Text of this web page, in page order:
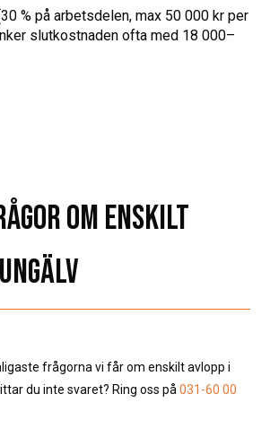
% på arbetsdelen, max 50 000 kr per
slutkostnaden ofta med 18 000–
OM ENSKILT
frågorna vi får om enskilt avlopp i
du inte svaret? Ring oss på031-60 00